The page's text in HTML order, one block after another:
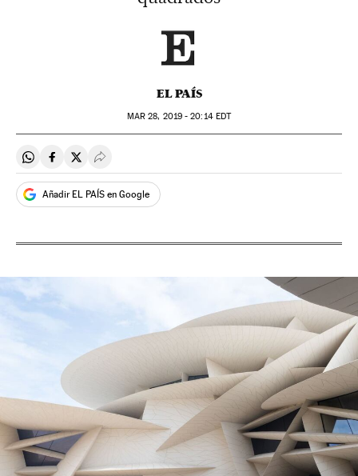
EL PAÍS
MAR 28, 2019 - 20:14EDT
Compartir en Whatsapp
Compartir en Facebook
Compartir en Twitter
Desplegar Redes Sociales
Añadir EL PAÍS en Google